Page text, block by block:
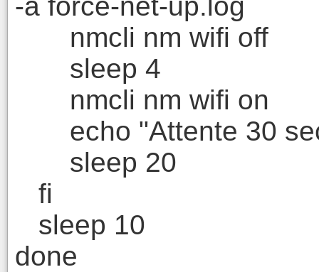
nmcli nm wifi off
sleep 4
nmcli nm wifi on
echo "Attente 30
sleep 20
fi
sleep 10
done